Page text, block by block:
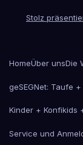
Stolz
HomeÜber unsDie
geSEGNet: Taufe
Kinder + Konfikids
Service und